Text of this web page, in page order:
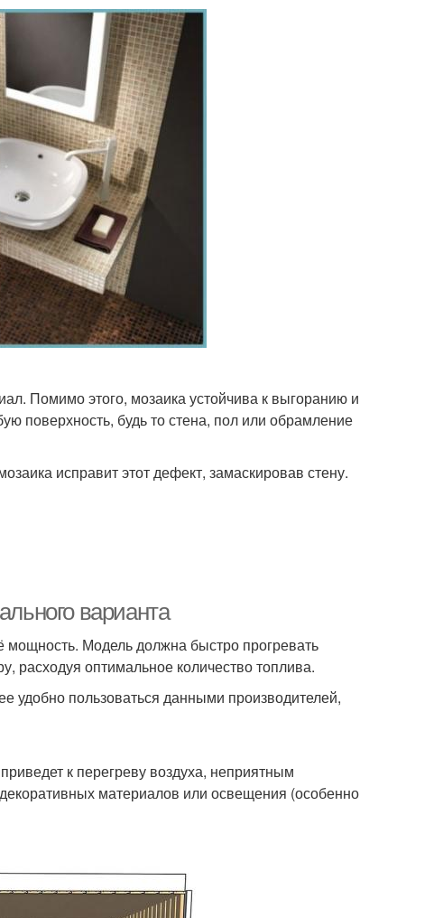
Помимо этого, мозаика устойчива к выгоранию и
поверхность, будь то стена, пол или обрамление
исправит этот дефект, замаскировав стену.
варианта
Модель должна быстро прогревать
расходуя оптимальное количество топлива.
удобно пользоваться данными производителей,
к перегреву воздуха, неприятным
материалов или освещения (особенно